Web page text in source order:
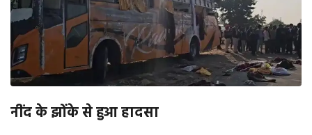
नींद के झोंके से हुआ हादसा